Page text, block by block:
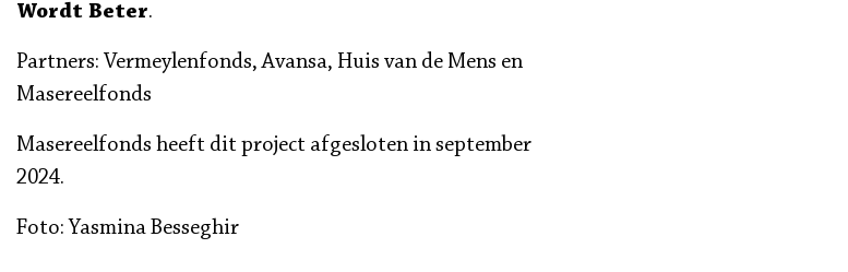
Wordt Beter.
Partners: Vermeylenfonds, Avansa, Huis van de Mens en
Masereelfonds
Masereelfonds heeft dit project afgesloten in september
2024.
Foto: Yasmina Besseghir